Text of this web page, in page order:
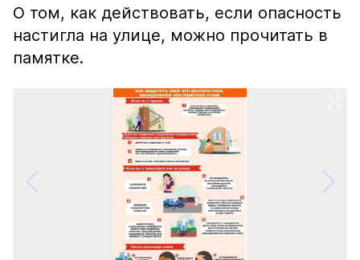
О том, как действовать, если опасность
настигла на улице, можно прочитать в
памятке.